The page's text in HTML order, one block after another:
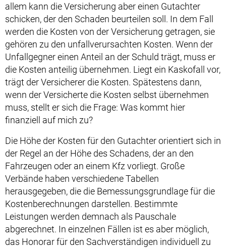
allem kann die Versicherung aber einen Gutachter
schicken, der den Schaden beurteilen soll. In dem Fall
werden die Kosten von der Versicherung getragen, sie
gehören zu den unfallverursachten Kosten. Wenn der
Unfallgegner einen Anteil an der Schuld trägt, muss er
die Kosten anteilig übernehmen. Liegt ein Kaskofall vor,
trägt der Versicherer die Kosten. Spätestens dann,
wenn der Versicherte die Kosten selbst übernehmen
muss, stellt er sich die Frage: Was kommt hier
finanziell auf mich zu?
Die Höhe der Kosten für den Gutachter orientiert sich in
der Regel an der Höhe des Schadens, der an den
Fahrzeugen oder an einem Kfz vorliegt. Große
Verbände haben verschiedene Tabellen
herausgegeben, die die Bemessungsgrundlage für die
Kostenberechnungen darstellen. Bestimmte
Leistungen werden demnach als Pauschale
abgerechnet. In einzelnen Fällen ist es aber möglich,
das Honorar für den Sachverständigen individuell zu